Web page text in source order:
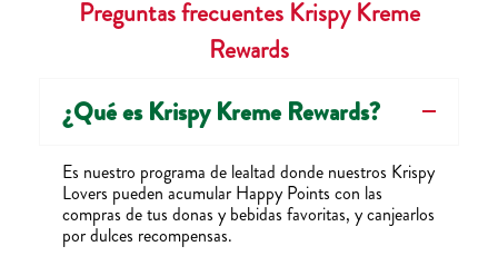
Preguntas frecuentes Krispy Kreme
Rewards
¿Qué es Krispy Kreme Rewards?
Es nuestro programa de lealtad donde nuestros Krispy
Lovers pueden acumular Happy Points con las
compras de tus donas y bebidas favoritas, y canjearlos
por dulces recompensas.